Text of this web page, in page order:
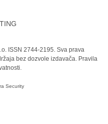
ISSN 2744-2195. Sva prava
bez dozvole izdavača. Pravila
Security